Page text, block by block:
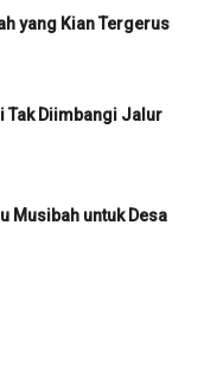
yang Kian Tergerus
Tak Diimbangi Jalur
Musibah untuk Desa